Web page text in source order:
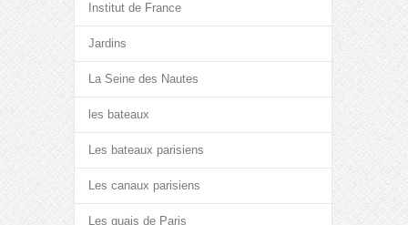
Institut de France
Jardins
La Seine des Nautes
les bateaux
Les bateaux parisiens
Les canaux parisiens
Les quais de Paris